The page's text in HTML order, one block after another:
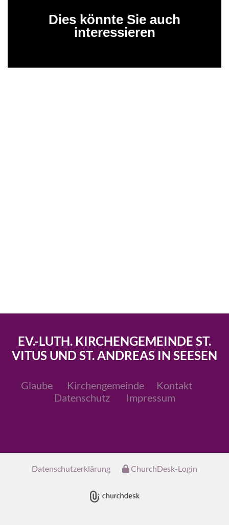
Dies könnte Sie auch
interessieren
EV.-LUTH. KIRCHENGEMEINDE ST.
VITUS UND ST. ANDREAS IN SEESEN
Glaube Kirchengemeinde
Kontakt
Datenschutz
Impressum
Datenschutzerklärung ChurchDesk-Login